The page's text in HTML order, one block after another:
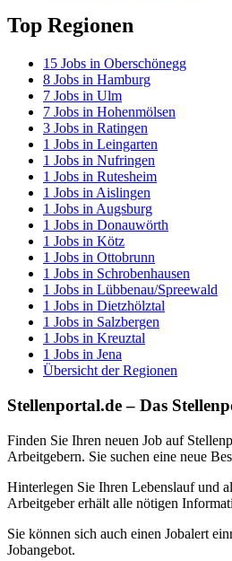
Top Regionen
15 Jobs in Oberschönegg
8 Jobs in Hamburg
7 Jobs in Ulm
7 Jobs in Hohenmölsen
3 Jobs in Ratingen
1 Jobs in Leingarten
1 Jobs in Nufringen
1 Jobs in Rutesheim
1 Jobs in Aislingen
1 Jobs in Augsburg
1 Jobs in Donauwörth
1 Jobs in Kötz
1 Jobs in Ottobrunn
1 Jobs in Schrobenhausen
1 Jobs in Lübbenau/Spreewald
1 Jobs in Dietzhölztal
1 Jobs in Salzbergen
1 Jobs in Kreuztal
1 Jobs in Jena
Übersicht der Regionen
Stellenportal.de – Das
Finden Sie Ihren neuen Job auf
Arbeitgebern. Sie suchen eine neue
Hinterlegen Sie Ihren Lebenslauf und
Arbeitgeber erhält alle nötigen
Sie können sich auch einen Jobalert
Jobangebot.